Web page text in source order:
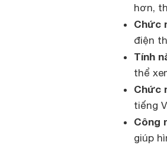
hơn,
Chức
điện
Tính
thể
Chức
tiếng
Công
giúp